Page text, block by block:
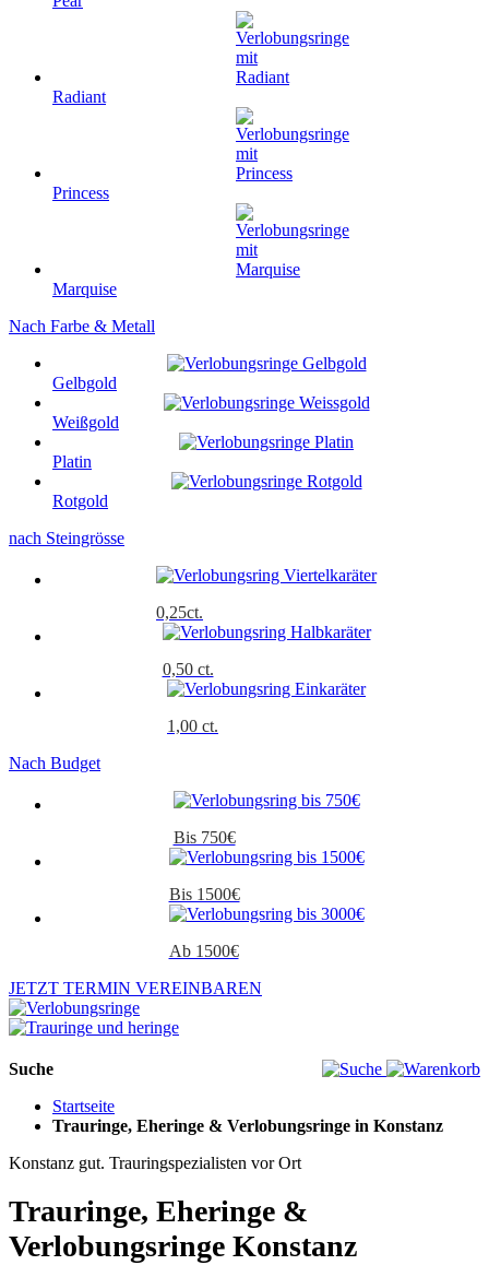
Radiant
Princess
Marquise
Nach Farbe & Metall
Gelbgold
Weißgold
Platin
Rotgold
nach Steingrösse
0,25ct.
0,50 ct.
1,00 ct.
Nach Budget
Bis 750€
Bis 1500€
Ab 1500€
JETZT TERMIN VEREINBAREN
Suche
Startseite
Trauringe, Eheringe & Verlobungsringe in Konstanz
Konstanz gut. Trauringspezialisten vor Ort
Trauringe, Eheringe &
Verlobungsringe Konstanz